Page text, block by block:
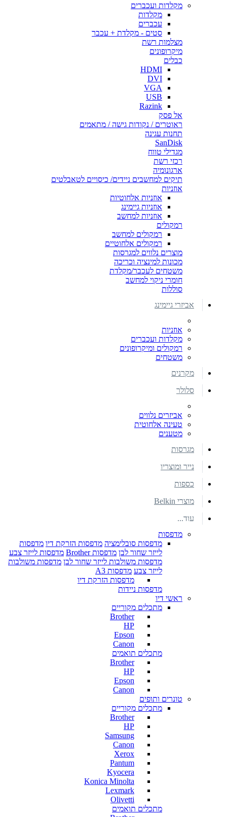
מקלדות ועכברים
מקלדות
עכברים
סטים - מקלדת + עכבר
מצלמות רשת
מיקרופונים
כבלים
HDMI
DVI
VGA
USB
Razink
אל פסק
ראוטרים / נקודות גישה / מתאמים
תחנות עגינה
SanDisk
מגדילי טווח
רכזי רשת
ארגונומיה
תיקים למחשבים ניידים/ כיסויים לטאבלטים
אוזניות
אוזניות אלחוטיות
אוזניות גיימינג
אוזניות למחשב
רמקולים
רמקולים למחשב
רמקולים אלחוטיים
מוצרים נלווים למגרסות
מכונות למינציה וכריכה
משטחים לעכבר/מקלדת
חומרי ניקוי למחשב
סוללות
אביזרי גיימינג
אוזניות
מקלדות ועכברים
רמקולים ומיקרופונים
משטחים
מקרנים
סלולר
אביזרים נלווים
טעינה אלחוטית
מטענים
מגרסות
נייר ומוצריו
כספות
מוצרי Belkin
עוד...
מדפסות
מדפסות סובלימציה מדפסות הזרקת דיו מדפסות
לייזר שחור לבן מדפסות Brother
מדפסות לייזר צבע
מדפסות משולבות לייזר שחור לבן מדפסות משולבות
לייזר צבע מדפסות A3
מדפסות הזרקת דיו
מדפסות ניידות
ראשי דיו
מתכלים מקוריים
Brother
HP
Epson
Canon
מתכלים תואמים
Brother
HP
Epson
Canon
טונרים ותופים
מתכלים מקוריים
Brother
HP
Samsung
Canon
Xerox
Pantum
Kyocera
Konica Minolta
Lexmark
Olivetti
מתכלים תואמים